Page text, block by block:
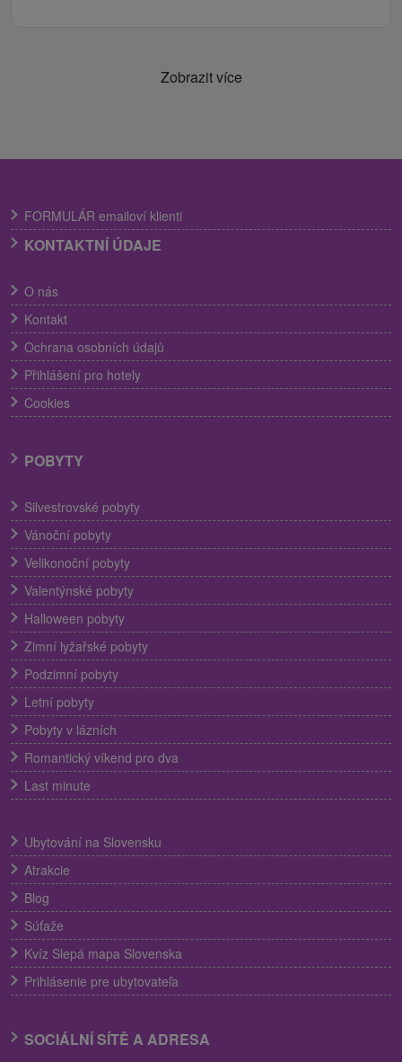
Zobrazit více
FORMULÁR emailoví klienti
KONTAKTNÍ ÚDAJE
O nás
Kontakt
Ochrana osobních údajů
Přihlášení pro hotely
Cookies
POBYTY
Silvestrovské pobyty
Vánoční pobyty
Velikonoční pobyty
Valentýnské pobyty
Halloween pobyty
Zimní lyžařské pobyty
Podzimní pobyty
Letní pobyty
Pobyty v lázních
Romantický víkend pro dva
Last minute
Ubytování na Slovensku
Atrakcie
Blog
Súťaže
Kvíz Slepá mapa Slovenska
Prihlásenie pre ubytovateľa
SOCIÁLNÍ SÍTĚ A ADRESA